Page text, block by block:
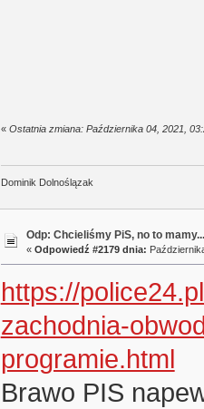
« Ostatnia zmiana: Października 04, 2021,
Dominik Dolnoślązak
Odp: Chcieliśmy PiS, no to
« Odpowiedź #2179 dnia:
https://
zachodnia-
programie.html
Brawo PIS